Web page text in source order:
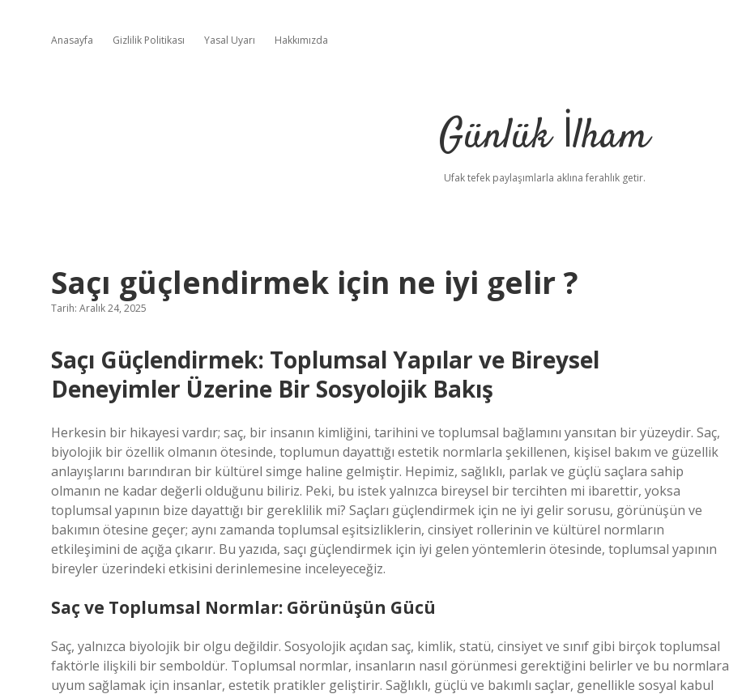
Anasayfa Gizlilik Politikası Yasal Uyarı Hakkımızda
Günlük İlham
Ufak tefek paylaşımlarla aklına ferahlık getir.
Saçı güçlendirmek için ne iyi gelir ?
Tarih: Aralık 24, 2025
Saçı Güçlendirmek: Toplumsal Yapılar ve Bireysel
Deneyimler Üzerine Bir Sosyolojik Bakış
Herkesin bir hikayesi vardır; saç, bir insanın kimliğini, tarihini ve toplumsal bağlamını yansıtan bir yüzeydir. Saç,
biyolojik bir özellik olmanın ötesinde, toplumun dayattığı estetik normlarla şekillenen, kişisel bakım ve güzellik
anlayışlarını barındıran bir kültürel simge haline gelmiştir. Hepimiz, sağlıklı, parlak ve güçlü saçlara sahip
olmanın ne kadar değerli olduğunu biliriz. Peki, bu istek yalnızca bireysel bir tercihten mi ibarettir, yoksa
toplumsal yapının bize dayattığı bir gereklilik mi? Saçları güçlendirmek için ne iyi gelir sorusu, görünüşün ve
bakımın ötesine geçer; aynı zamanda toplumsal eşitsizliklerin, cinsiyet rollerinin ve kültürel normların
etkileşimini de açığa çıkarır. Bu yazıda, saçı güçlendirmek için iyi gelen yöntemlerin ötesinde, toplumsal yapının
bireyler üzerindeki etkisini derinlemesine inceleyeceğiz.
Saç ve Toplumsal Normlar: Görünüşün Gücü
Saç, yalnızca biyolojik bir olgu değildir. Sosyolojik açıdan saç, kimlik, statü, cinsiyet ve sınıf gibi birçok toplumsal
faktörle ilişkili bir semboldür. Toplumsal normlar, insanların nasıl görünmesi gerektiğini belirler ve bu normlara
uyum sağlamak için insanlar, estetik pratikler geliştirir. Sağlıklı, güçlü ve bakımlı saçlar, genellikle sosyal kabul